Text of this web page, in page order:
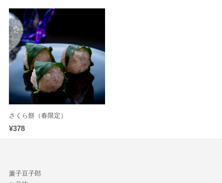
さくら餅（春限定）
¥378
簾子豆子郎